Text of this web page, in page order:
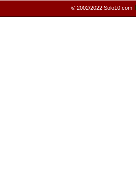
© 2002/2022 Solo10.com